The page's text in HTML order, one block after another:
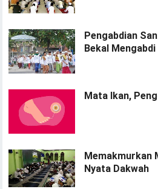
Pengabdian
Bekal
Mata Ikan,
Memakmurkan
Nyata Dakwah